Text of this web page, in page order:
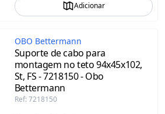
Adicionar
OBO Bettermann
Suporte de cabo para
montagem no teto 94x45x102,
St, FS - 7218150 - Obo
Bettermann
Ref: 7218150